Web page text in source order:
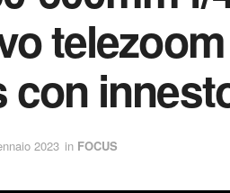
2023 in FOCUS